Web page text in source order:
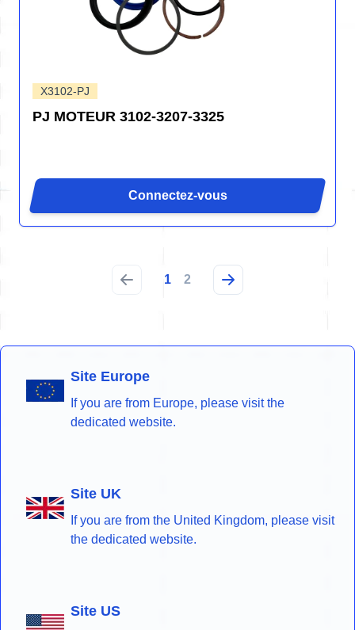
X3102-PJ
PJ MOTEUR 3102-3207-3325
Connectez-vous
1 2
Site Europe
If you are from Europe, please visit the
dedicated website.
Site UK
If you are from the United Kingdom, please visit
the dedicated website.
Site US